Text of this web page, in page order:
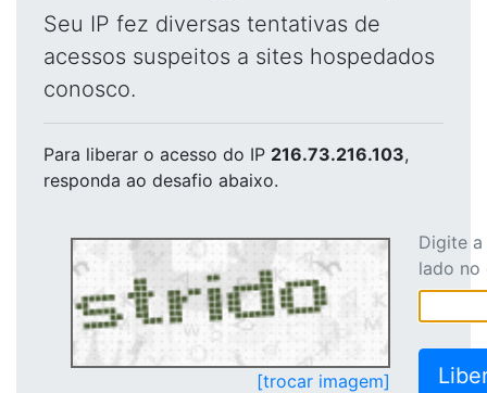
Seu IP fez diversas tentativas de
acessos suspeitos a sites hospedados
conosco.
Para liberar o acesso do IP 216.73.216.103,
responda ao desafio abaixo.
[trocar imagem]
Digite
lado no